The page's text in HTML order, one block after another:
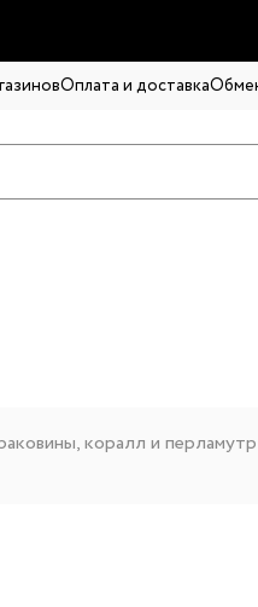
Оплата и доставка
коралл и